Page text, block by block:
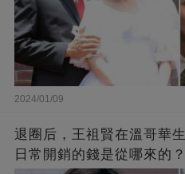
2024/01/09
退圈后，王祖賢在溫哥華
日常開銷的錢是從哪來的？